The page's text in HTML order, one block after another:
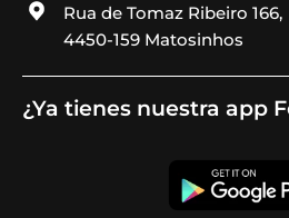
Rua de Tomaz Ribeiro 166,
4450-159 Matosinhos
¿Ya tienes nuestra app